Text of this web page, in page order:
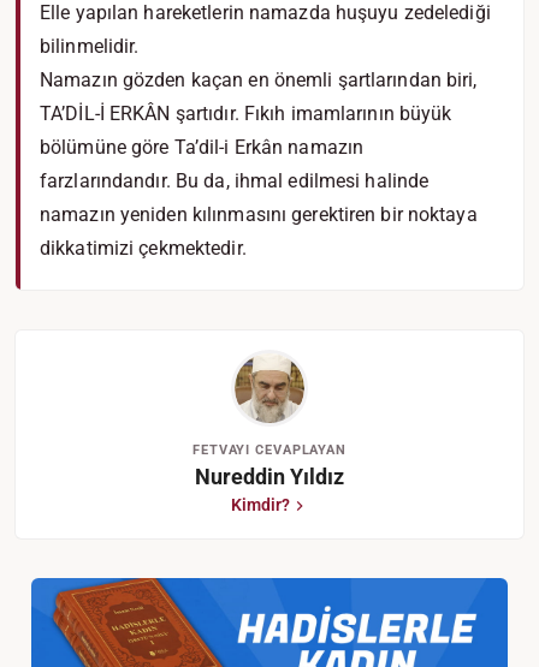
Elle yapılan hareketlerin namazda huşuyu zedelediği
bilinmelidir.
Namazın gözden kaçan en önemli şartlarından biri,
TA’DİL-İ ERKÂN şartıdır. Fıkıh imamlarının büyük
bölümüne göre Ta’dil-i Erkân namazın
farzlarındandır. Bu da, ihmal edilmesi halinde
namazın yeniden kılınmasını gerektiren bir noktaya
dikkatimizi çekmektedir.
FETVAYI CEVAPLAYAN
Nureddin Yıldız
Kimdir?